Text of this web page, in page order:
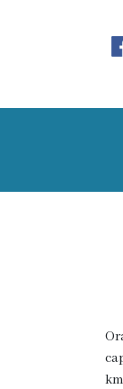
Rezina
orașului